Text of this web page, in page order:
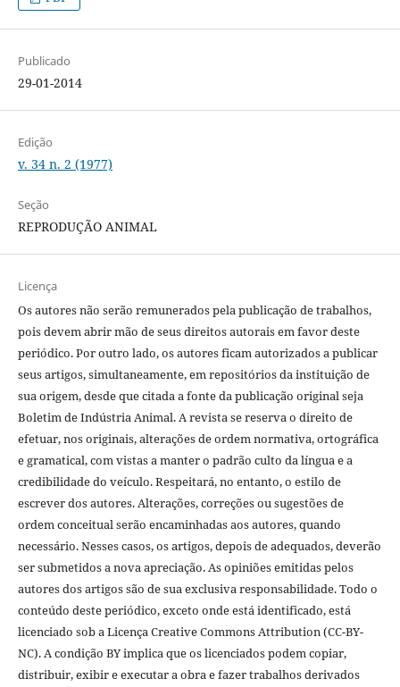
Publicado
29-01-2014
Edição
v. 34 n. 2 (1977)
Seção
REPRODUÇÃO ANIMAL
Licença
Os autores não serão remunerados pela publicação de trabalhos,
pois devem abrir mão de seus direitos autorais em favor deste
periódico. Por outro lado, os autores ficam autorizados a publicar
seus artigos, simultaneamente, em repositórios da instituição de
sua origem, desde que citada a fonte da publicação original seja
Boletim de Indústria Animal. A revista se reserva o direito de
efetuar, nos originais, alterações de ordem normativa, ortográfica
e gramatical, com vistas a manter o padrão culto da língua e a
credibilidade do veículo. Respeitará, no entanto, o estilo de
escrever dos autores. Alterações, correções ou sugestões de
ordem conceitual serão encaminhadas aos autores, quando
necessário. Nesses casos, os artigos, depois de adequados, deverão
ser submetidos a nova apreciação. As opiniões emitidas pelos
autores dos artigos são de sua exclusiva responsabilidade. Todo o
conteúdo deste periódico, exceto onde está identificado, está
licenciado sob a Licença Creative Commons Attribution (CC-BY-
NC). A condição BY implica que os licenciados podem copiar,
distribuir, exibir e executar a obra e fazer trabalhos derivados